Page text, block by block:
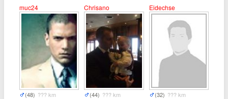
muc24
(48) ??? km
Chrisano
(44) ??? km
Eidechse
(32) ??? km